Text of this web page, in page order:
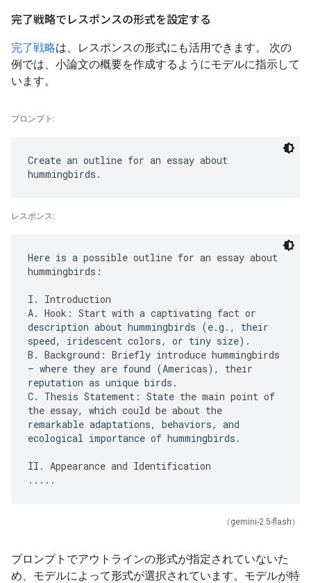
完了戦略でレスポンスの形式を設定する
完了戦略は、レスポンスの形式にも活用できます。 次の
例では、小論文の概要を作成するようにモデルに指示して
います。
プロンプト:
Create an outline for an essay about
レスポンス:
Here is a possible outline for an essay about
hummingbirds:
I. Introduction
A. Hook: Start with a captivating fact or
description about hummingbirds (e.g., their
speed, iridescent colors, or tiny size).
B. Background: Briefly introduce hummingbirds
– where they are found (Americas), their
reputation as unique birds.
C. Thesis Statement: State the main point of
the essay, which could be about the
remarkable adaptations, behaviors, and
ecological importance of hummingbirds.
II. Appearance and Identification
（gemini-2.5-flash）
プロンプトでアウトラインの形式が指定されていないた
め、モデルによって形式が選択されています。モデルが特